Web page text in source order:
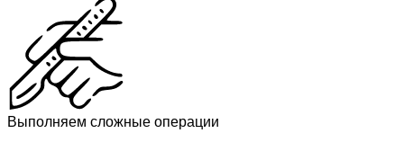
Выполняем сложные операции